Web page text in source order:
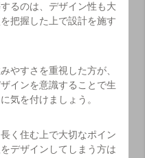
るのは、デザイン性も大
把握した上で設計を施す
やすさを重視した方が、
インを意識することで生
気を付けましょう。
く住む上で大切なポイン
デザインしてしまう方は